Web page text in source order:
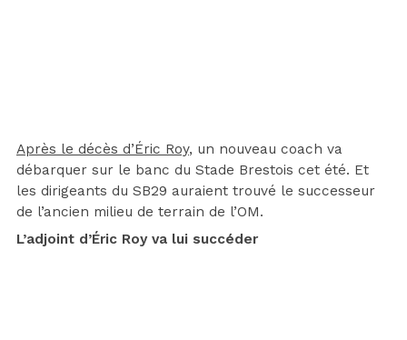
Après le décès d’Éric Roy, un nouveau coach va
débarquer sur le banc du Stade Brestois cet été. Et
les dirigeants du SB29 auraient trouvé le successeur
de l’ancien milieu de terrain de l’OM.
L’adjoint d’Éric Roy va lui succéder